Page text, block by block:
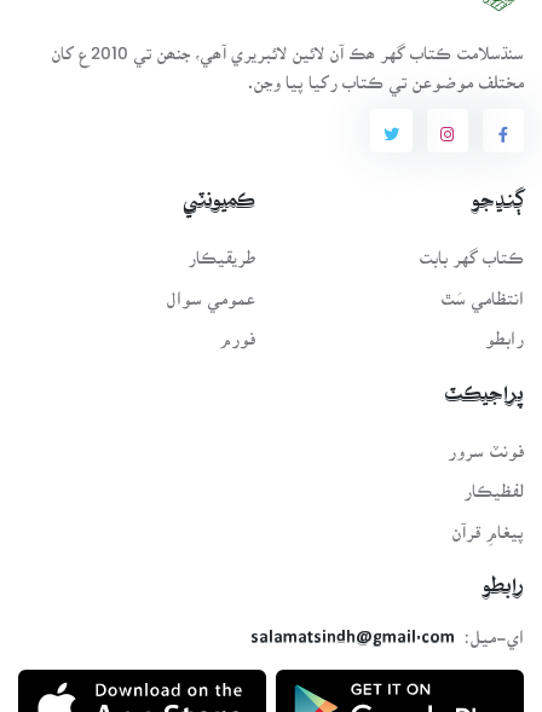
سنڌسلامت ڪتاب گهر ھڪ آن لائين لائبريري آھي، جنھن تي 2010ع کان
مختلف موضوعن تي ڪتاب رکيا پيا وڃن.
ڳنڍجو
ڪتاب گهر بابت
انتظامي سَٿ
رابطو
ڪميونٽي
طريقيڪار
عمومي سوال
فورم
پراجيڪٽ
لفظيڪار
پيغامِ قرآن
رابطو
اي-ميل:
salamatsindh@gmail.com